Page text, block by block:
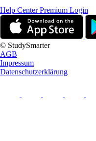
Help CenterPremium Login
© StudySmarter
AGB
Impressum
Datenschutzerklärung